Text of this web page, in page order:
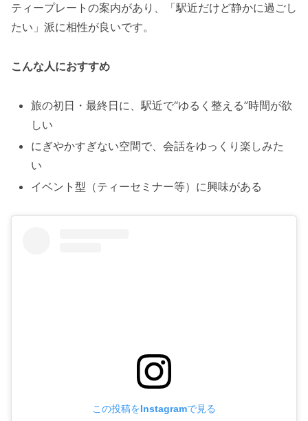
ティープレートの案内があり、「駅近だけど静かに過ごし
たい」派に相性が良いです。
こんな人におすすめ
旅の初日・最終日に、駅近で“ゆるく整える”時間が欲
しい
にぎやかすぎない空間で、会話をゆっくり楽しみた
い
イベント型（ティーセミナー等）に興味がある
この投稿をInstagramで見る